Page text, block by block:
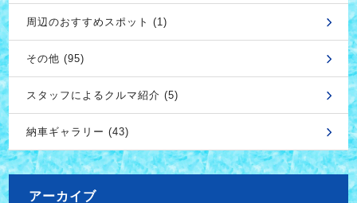
周辺のおすすめスポット (1)
その他 (95)
スタッフによるクルマ紹介 (5)
納車ギャラリー (43)
アーカイブ